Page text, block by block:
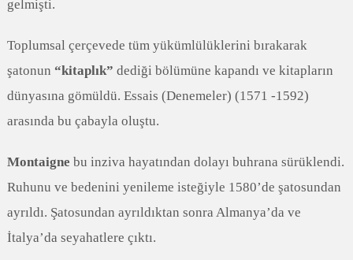
gelmişti.
Toplumsal çerçevede tüm yükümlülüklerini bırakarak
şatonun “kitaplık” dediği bölümüne kapandı ve kitapların
dünyasına gömüldü. Essais (Denemeler) (1571 -1592)
arasında bu çabayla oluştu.
Montaigne bu inziva hayatından dolayı buhrana sürüklendi.
Ruhunu ve bedenini yenileme isteğiyle 1580’de şatosundan
ayrıldı. Şatosundan ayrıldıktan sonra Almanya’da ve
İtalya’da seyahatlere çıktı.